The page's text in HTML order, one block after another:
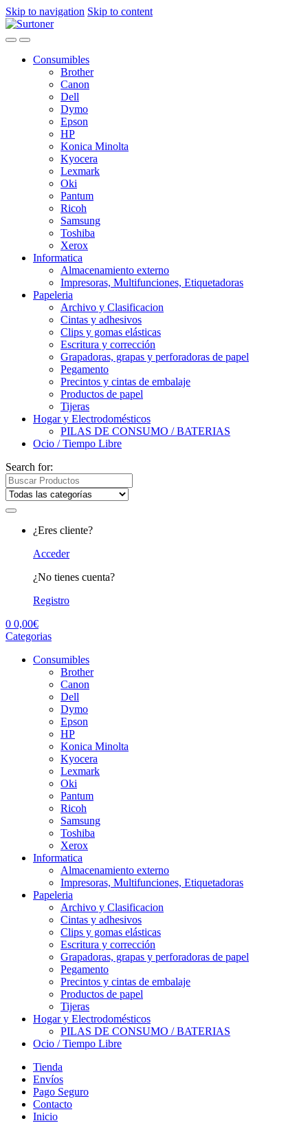
Skip to navigation Skip to content
Consumibles
Brother
Canon
Dell
Dymo
Epson
HP
Konica Minolta
Kyocera
Lexmark
Oki
Pantum
Ricoh
Samsung
Toshiba
Xerox
Informatica
Almacenamiento externo
Impresoras, Multifunciones, Etiquetadoras
Papeleria
Archivo y Clasificacion
Cintas y adhesivos
Clips y gomas elásticas
Escritura y corrección
Grapadoras, grapas y perforadoras de papel
Pegamento
Precintos y cintas de embalaje
Productos de papel
Tijeras
Hogar y Electrodomésticos
PILAS DE CONSUMO / BATERIAS
Ocio / Tiempo Libre
Search for:
¿Eres cliente?
Acceder
¿No tienes cuenta?
Registro
0 0,00€
Categorias
Consumibles
Brother
Canon
Dell
Dymo
Epson
HP
Konica Minolta
Kyocera
Lexmark
Oki
Pantum
Ricoh
Samsung
Toshiba
Xerox
Informatica
Almacenamiento externo
Impresoras, Multifunciones, Etiquetadoras
Papeleria
Archivo y Clasificacion
Cintas y adhesivos
Clips y gomas elásticas
Escritura y corrección
Grapadoras, grapas y perforadoras de papel
Pegamento
Precintos y cintas de embalaje
Productos de papel
Tijeras
Hogar y Electrodomésticos
PILAS DE CONSUMO / BATERIAS
Ocio / Tiempo Libre
Tienda
Envíos
Pago Seguro
Contacto
Inicio